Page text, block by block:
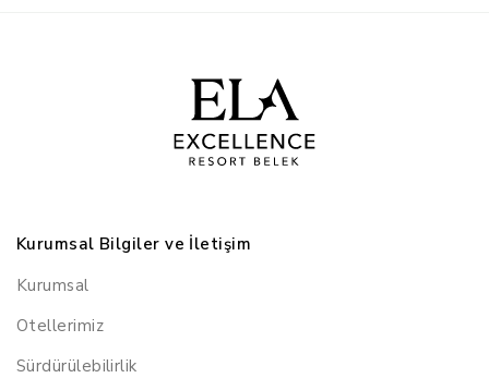
Kurumsal Bilgiler ve İletişim
Kurumsal
Otellerimiz
Sürdürülebilirlik